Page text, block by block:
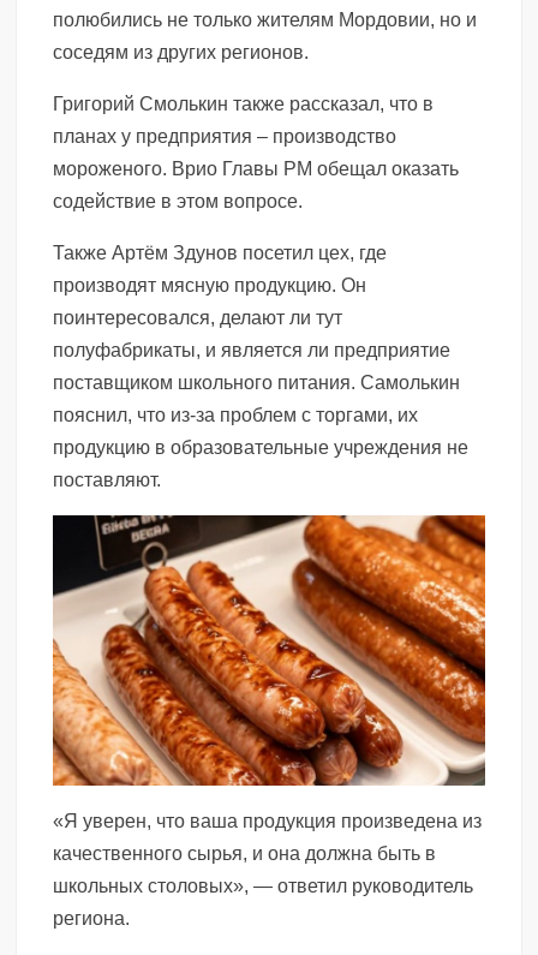
полюбились не только жителям Мордовии, но и
соседям из других регионов.
Григорий Смолькин также рассказал, что в
планах у предприятия – производство
мороженого. Врио Главы РМ обещал оказать
содействие в этом вопросе.
Также Артём Здунов посетил цех, где
производят мясную продукцию. Он
поинтересовался, делают ли тут
полуфабрикаты, и является ли предприятие
поставщиком школьного питания. Самолькин
пояснил, что из-за проблем с торгами, их
продукцию в образовательные учреждения не
поставляют.
«Я уверен, что ваша продукция произведена из
качественного сырья, и она должна быть в
школьных столовых», — ответил руководитель
региона.